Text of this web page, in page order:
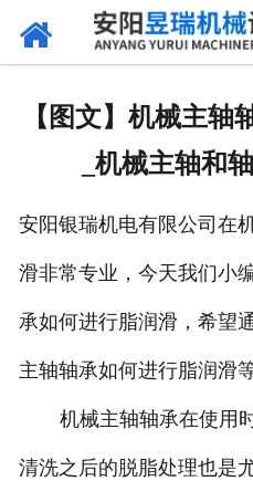
【图文】机械主轴
_机械主轴和
安阳银瑞机电有限公司在
滑非常专业，今天我们小
承如何进行脂润滑，希望
主轴轴承如何进行脂润滑
机械主轴轴承在使用
清洗之后的脱脂处理也是